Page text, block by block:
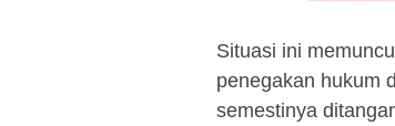
Situasi ini
penegakan hukum
semestinya